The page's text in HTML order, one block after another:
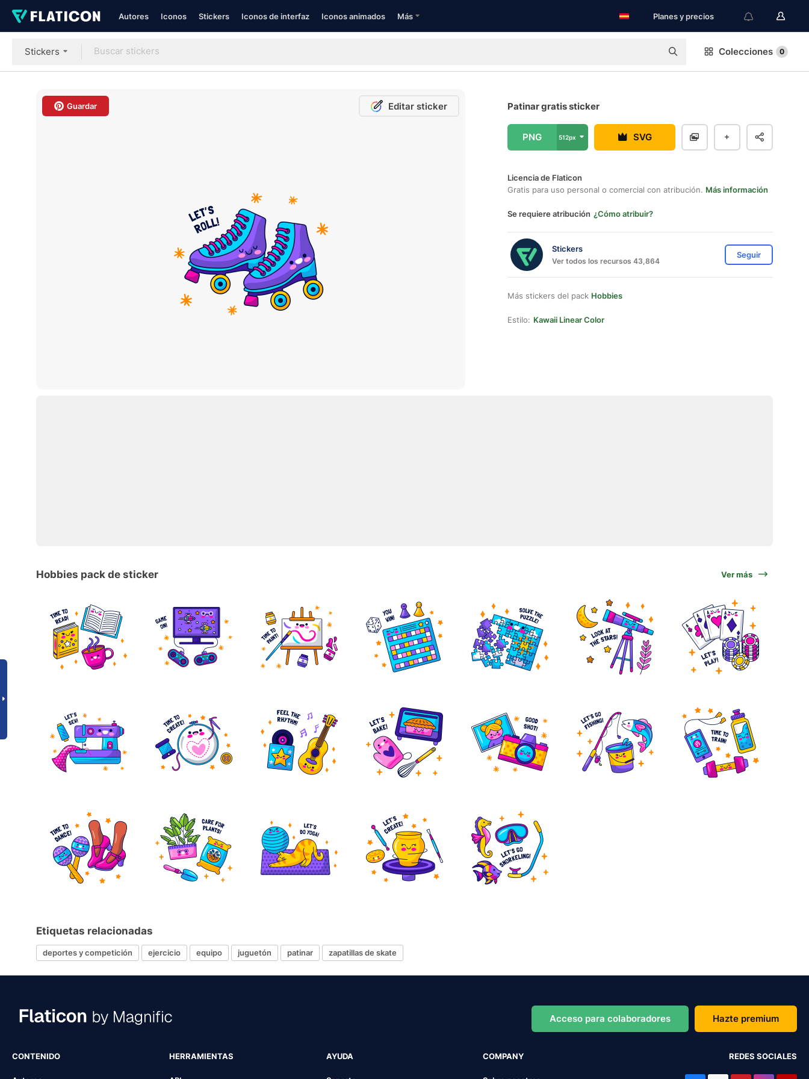
Autores Iconos Stickers Iconos de interfaz Iconos animados Más Planes y precios
Stickers Colecciones 0
Guardar Editar sticker Patinar gratis sticker
PNG 512px SVG
Licencia de Flaticon
Gratis para uso personal o comercial con atribución. Más información
Se requiere atribución ¿Cómo atribuir?
Stickers
Ver todos los recursos 43,864
Seguir
Más stickers del pack Hobbies
Estilo: Kawaii Linear Color
Hobbies pack de sticker Ver más
Etiquetas relacionadas
deportes y competición ejercicio equipo juguetón patinar zapatillas de skate
Acceso para colaboradores Hazte premium
CONTENIDO HERRAMIENTAS AYUDA COMPANY REDES SOCIALES